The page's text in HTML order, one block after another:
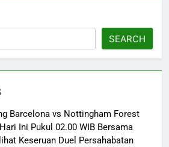
SEARCH
Barcelona vs Nottingham Forest
Ini Pukul 02.00 WIB Bersama
Keseruan Duel Persahabatan